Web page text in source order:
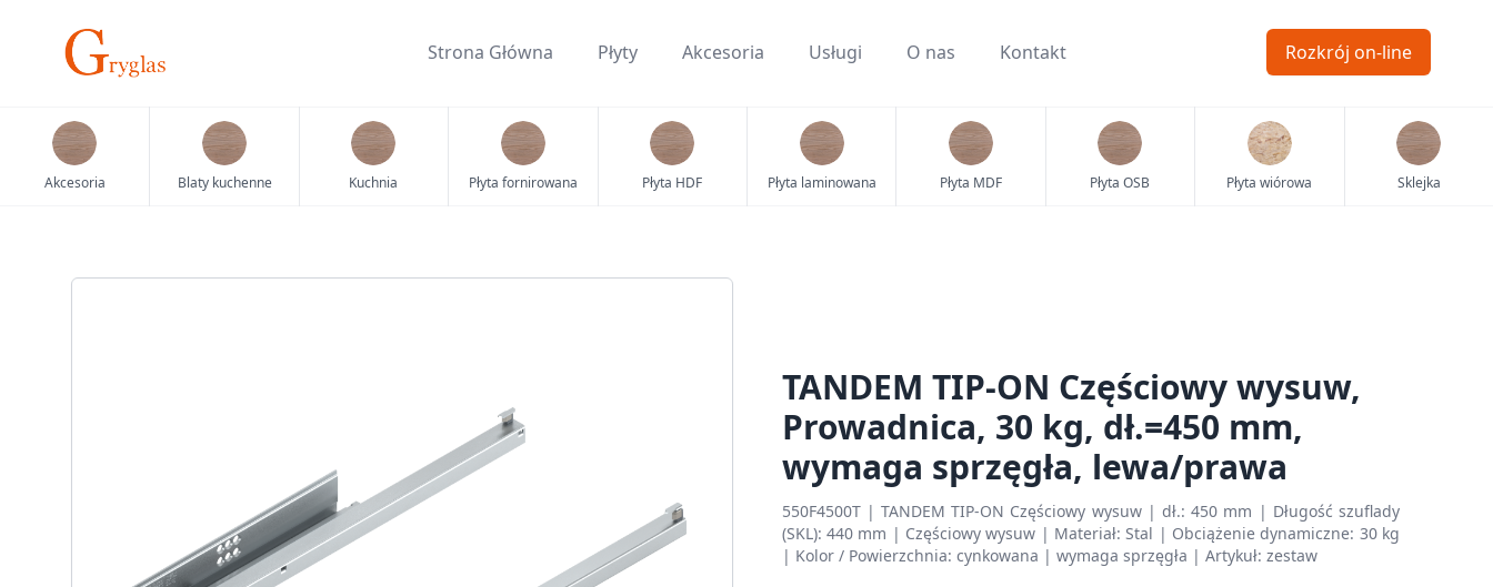
Strona Główna Płyty Akcesoria Usługi O nas Kontakt Rozkrój on-line
Akcesoria Blaty kuchenne Kuchnia Płyta fornirowana Płyta HDF Płyta laminowana Płyta MDF Płyta OSB Płyta wiórowa Sklejka
TANDEM TIP-ON Częściowy wysuw,
Prowadnica, 30 kg, dł.=450 mm,
wymaga sprzęgła, lewa/prawa
550F4500T | TANDEM TIP-ON Częściowy wysuw | dł.: 450 mm | Długość szuflady
(SKL): 440 mm | Częściowy wysuw | Materiał: Stal | Obciążenie dynamiczne: 30 kg
| Kolor / Powierzchnia: cynkowana | wymaga sprzęgła | Artykuł: zestaw